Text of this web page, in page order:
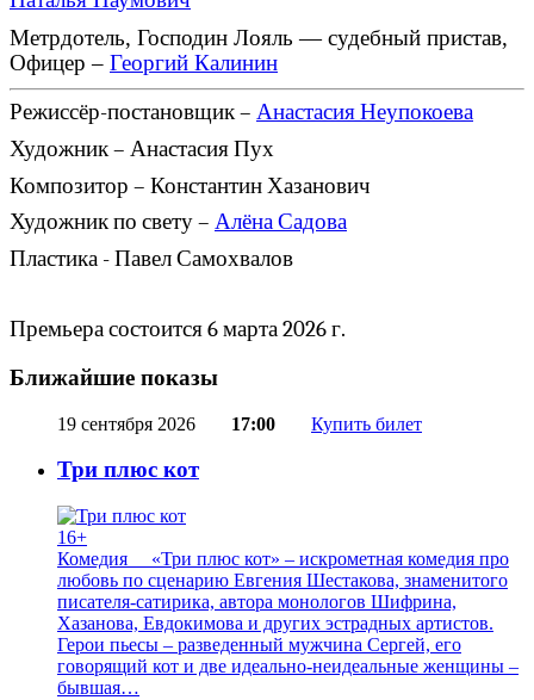
Метрдотель, Господин Лояль — судебный пристав,
Офицер – Георгий Калинин
Режиссёр-постановщик – Анастасия Неупокоева
Художник – Анастасия Пух
Композитор – Константин Хазанович
Художник по свету – Алёна Садова
Пластика - Павел Самохвалов
Премьера состоится 6 марта 2026 г.
Ближайшие показы
19 сентября 2026 17:00 Купить билет
Три плюс кот
16+
Комедия «Три плюс кот» – искрометная комедия про
любовь по сценарию Евгения Шестакова, знаменитого
писателя-сатирика, автора монологов Шифрина,
Хазанова, Евдокимова и других эстрадных артистов.
Герои пьесы – разведенный мужчина Сергей, его
говорящий кот и две идеально-неидеальные женщины –
бывшая…